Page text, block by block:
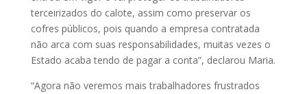
terceirizados do calote, assim como preservar os
cofres públicos, pois quando a empresa contratada
não arca com suas responsabilidades, muitas vezes o
Estado acaba tendo de pagar a conta”, declarou Maria.
“Agora não veremos mais trabalhadores frustrados